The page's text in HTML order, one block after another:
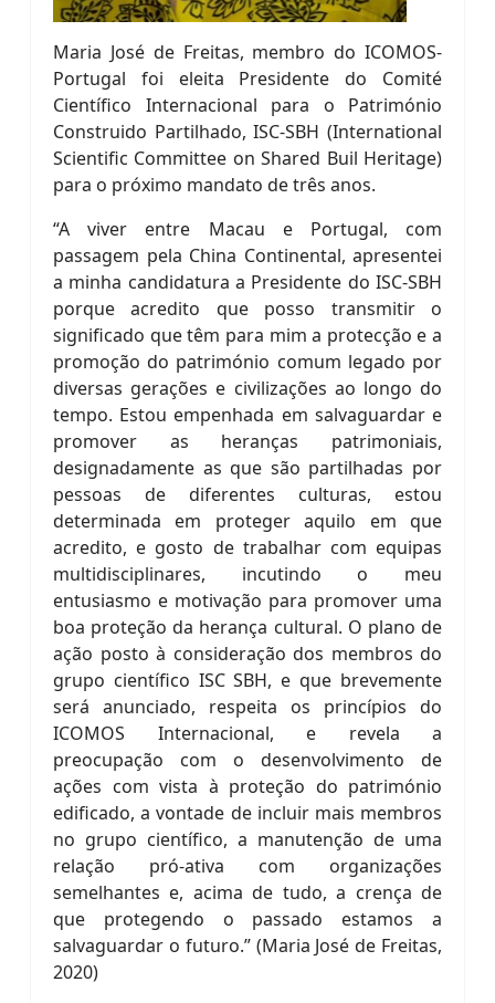
Maria José de Freitas, membro do ICOMOS-
Portugal foi eleita Presidente do Comité
Científico Internacional para o Património
Construido Partilhado, ISC-SBH (International
Scientific Committee on Shared Buil Heritage)
para o próximo mandato de três anos.
“A viver entre Macau e Portugal, com
passagem pela China Continental, apresentei
a minha candidatura a Presidente do ISC-SBH
porque acredito que posso transmitir o
significado que têm para mim a protecção e a
promoção do património comum legado por
diversas gerações e civilizações ao longo do
tempo. Estou empenhada em salvaguardar e
promover as heranças patrimoniais,
designadamente as que são partilhadas por
pessoas de diferentes culturas, estou
determinada em proteger aquilo em que
acredito, e gosto de trabalhar com equipas
multidisciplinares, incutindo o meu
entusiasmo e motivação para promover uma
boa proteção da herança cultural. O plano de
ação posto à consideração dos membros do
grupo científico ISC SBH, e que brevemente
será anunciado, respeita os princípios do
ICOMOS Internacional, e revela a
preocupação com o desenvolvimento de
ações com vista à proteção do património
edificado, a vontade de incluir mais membros
no grupo científico, a manutenção de uma
relação pró-ativa com organizações
semelhantes e, acima de tudo, a crença de
que protegendo o passado estamos a
salvaguardar o futuro.” (Maria José de Freitas,
2020)